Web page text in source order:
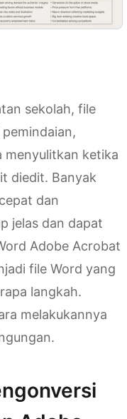
sekolah, file
menyulitkan ketika
diedit. Banyak
dan
jelas dan dapat
Adobe Acrobat
file Word yang
langkah.
melakukannya